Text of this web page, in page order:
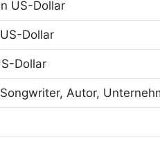
US-Dollar
Dollar
Dollar
Autor,